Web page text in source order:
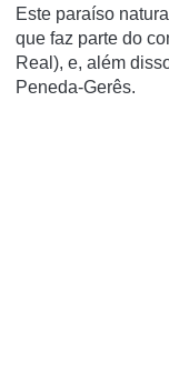
Este paraíso
que faz parte do
Real), e, além
Peneda-Gerês.